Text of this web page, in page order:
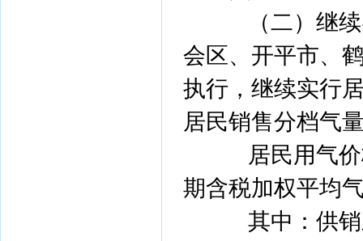
（二）继续
会区、开平市、
执行，继续实行
居民销售分档气
居民用气价
期含税加权平均
其中：供销